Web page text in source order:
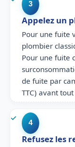
3
Appelez un
Pour une fuite
plombier
Pour une fuite
de fuite par
TTC) avant
4
Refusez les